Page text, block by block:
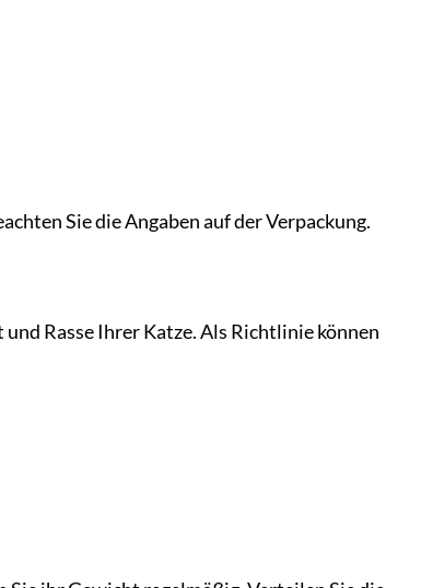
Sie die Angaben auf der Verpackung.
Rasse Ihrer Katze. Als Richtlinie können